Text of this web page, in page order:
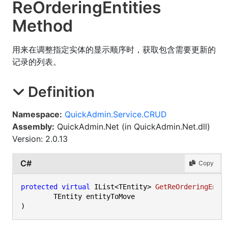
ReOrderingEntities
Method
用来在调整指定实体的显示顺序时，获取包含需要更新的
记录的列表。
Definition
Namespace: QuickAdmin.Service.CRUD
Assembly: QuickAdmin.Net (in QuickAdmin.Net.dll)
Version: 2.0.13
C# Copy
protected virtual IList<TEntity>
)